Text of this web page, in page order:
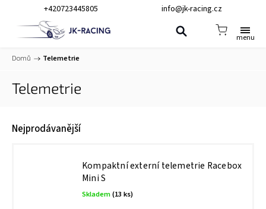
+420723445805 info@jk-racing.cz
Domů / Telemetrie
Telemetrie
Nejprodávanější
Kompaktní externí telemetrie Racebox
Mini S
Skladem(13 ks)